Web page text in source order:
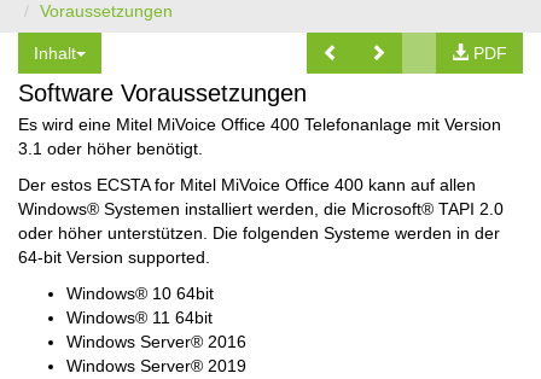
Voraussetzungen
Inhalt PDF
Software Voraussetzungen
Es wird eine Mitel MiVoice Office 400 Telefonanlage mit Version
3.1 oder höher benötigt.
Der estos ECSTA for Mitel MiVoice Office 400 kann auf allen
Windows® Systemen installiert werden, die Microsoft® TAPI 2.0
oder höher unterstützen. Die folgenden Systeme werden in der
64-bit Version supported.
Windows® 10 64bit
Windows® 11 64bit
Windows Server® 2016
Windows Server® 2019